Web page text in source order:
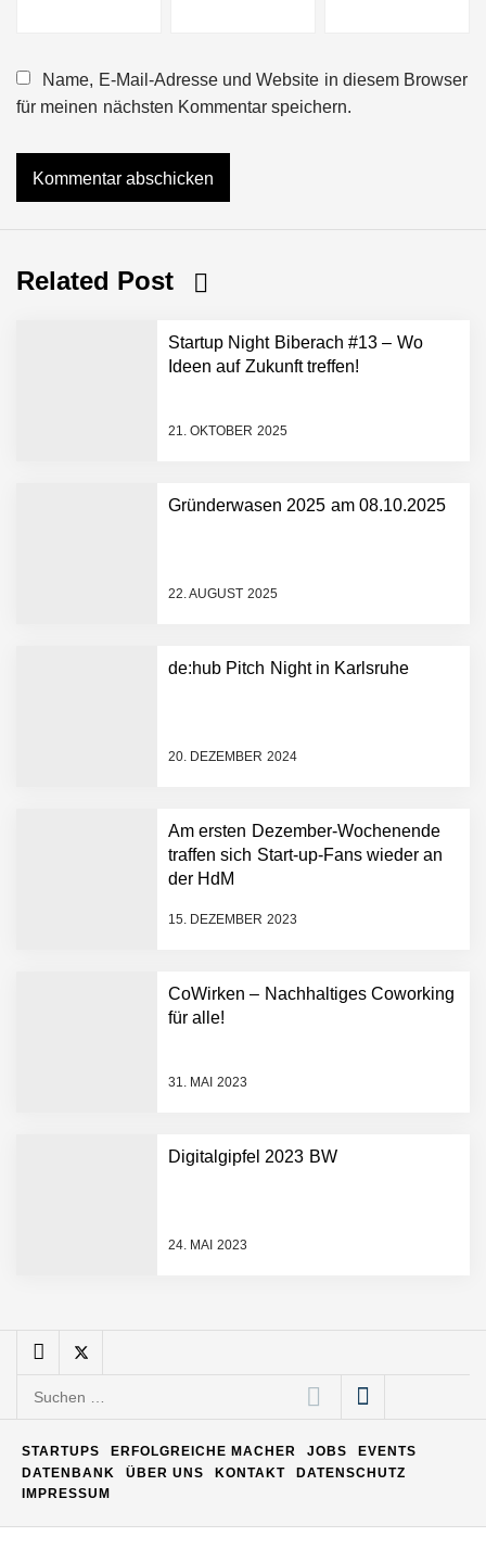
Name, E-Mail-Adresse und Website in diesem Browser
für meinen nächsten Kommentar speichern.
Related Post
Startup Night Biberach #13 – Wo
Ideen auf Zukunft treffen!
21. OKTOBER 2025
Gründerwasen 2025 am 08.10.2025
22. AUGUST 2025
de:hub Pitch Night in Karlsruhe
20. DEZEMBER 2024
Am ersten Dezember-Wochenende
traffen sich Start-up-Fans wieder an
der HdM
15. DEZEMBER 2023
CoWirken – Nachhaltiges Coworking
für alle!
31. MAI 2023
Digitalgipfel 2023 BW
24. MAI 2023
Dollar bekannt, um den
Plattform zu beschleunigen
NEURA Robotics und
AI breit auszurollen
Humanoider Roboter bringt
Hightech ins Stadion
Simulationsdienstleistung in
FiniteNow ermöglicht
Entwicklungsprozesse
Pyck im Employer Portrait
Generation von Warehouse
Software – flexibel, offen,
ELOPRINT im Employer
Portrait
Suchen
STARTUPS ERFOLGREICHE MACHER JOBS
EVENTS
DATENBANK
ÜBER UNS KONTAKT
DATENSCHUTZ
IMPRESSUM